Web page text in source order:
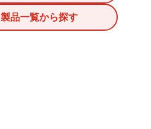
製品一覧から探す